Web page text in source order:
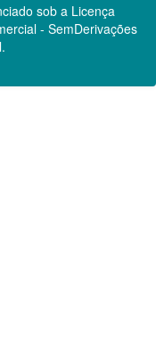
sob a Licença
- SemDerivações